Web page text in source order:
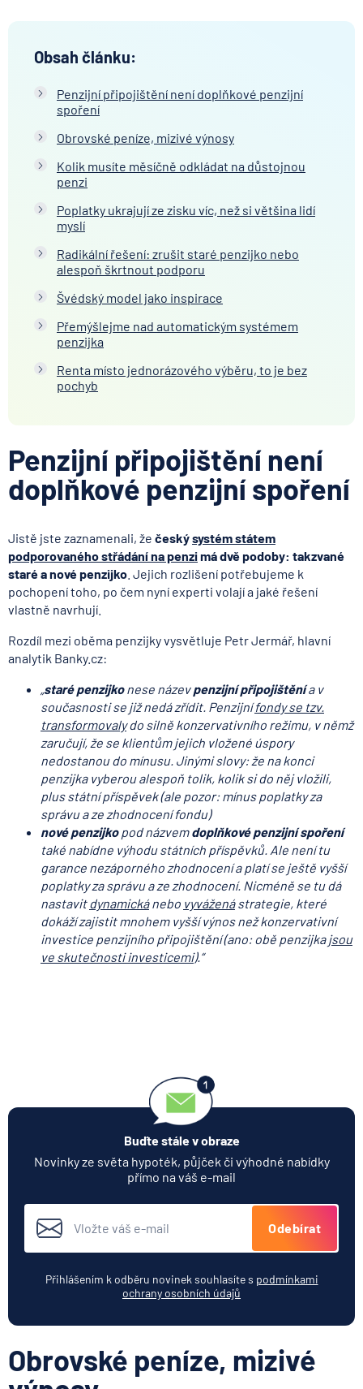
Obsah článku:
Penzijní připojištění není doplňkové penzijní
spoření
Obrovské peníze, mizivé výnosy
Kolik musíte měsíčně odkládat na důstojnou
penzi
Poplatky ukrajují ze zisku víc, než si většina lidí
myslí
Radikální řešení: zrušit staré penzijko nebo
alespoň škrtnout podporu
Švédský model jako inspirace
Přemýšlejme nad automatickým systémem
penzijka
Renta místo jednorázového výběru, to je bez
pochyb
Penzijní připojištění není
doplňkové penzijní spoření
Jistě jste zaznamenali, že českýsystém státem
podporovaného střádání na penzimá dvě podoby: takzvané
staré a nové penzijko . Jejich rozlišení potřebujeme k
pochopení toho, po čem nyní experti volají a jaké řešení
vlastně navrhují.
Rozdíl mezi oběma penzijky vysvětluje Petr Jermář, hlavní
analytik Banky.cz:
„staré penzijkonese názevpenzijní připojištěnía v
současnosti se již nedá zřídit. Penzijnífondy se tzv.
transformovalydo silně konzervativního režimu, v němž
zaručují, že se klientům jejich vložené úspory
nedostanou do mínusu. Jinými slovy: že na konci
penzijka vyberou alespoň tolik, kolik si do něj vložili,
plus státní příspěvek (ale pozor: mínus poplatky za
správu a ze zhodnocení fondu)
nové penzijkopod názvemdoplňkové penzijní spoření
také nabídne výhodu státních příspěvků. Ale není tu
garance nezáporného zhodnocení a platí se ještě vyšší
poplatky za správu a ze zhodnocení. Nicméně se tu dá
nastavitdynamickánebo vyváženástrategie, které
dokáží zajistit mnohem vyšší výnos než konzervativní
investice penzijního připojištění (ano: obě penzijkajsou
ve skutečnosti investicemi).“
Buďte stále v obraze
Novinky ze světa hypoték, půjček či výhodné nabídky
přímo na váš e-mail
Odebírat
Přihlášením k odběru novinek souhlasíte s podmínkami
ochrany osobních údajů
Obrovské peníze, mizivé